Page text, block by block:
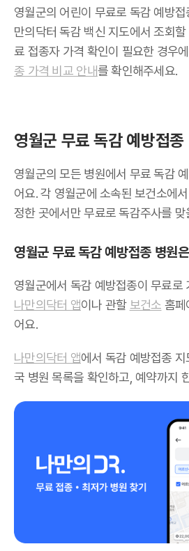
영월군의 어린이 무료로 독감 예방
만의닥터 독감 백신 지도에서 조회
료 접종자 가격 확인이 필요한 경우
종 가격 비교 안내를 확인해주세요.
영월군 무료 독감 예방접종
영월군의 모든 병원에서 무료 독감
어요. 각 영월군에 소속된 보건소에
정한 곳에서만 무료로 독감주사를 맞
영월군 무료 독감 예방접종 병원
영월군에서 독감 예방접종이 무료로
나만의닥터 앱이나 관할보건소 홈페
어요.
나만의닥터 앱에서 독감 예방접종
국 병원 목록을 확인하고, 예약까지